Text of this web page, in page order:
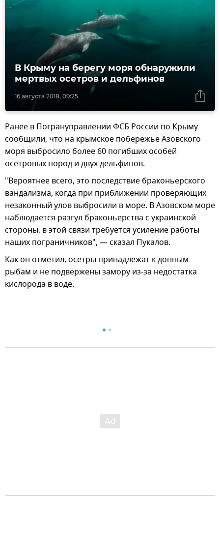
16 августа 2018, 09:25
В Крыму на берегу моря обнаружили
мертвых осетров и дельфинов
Ранее в Погрануправлении ФСБ России по Крыму
сообщили, что на крымское побережье Азовского
моря выбросило более 60 погибших особей
осетровых пород и двух дельфинов.
"Вероятнее всего, это последствие браконьерского
вандализма, когда при приближении проверяющих
незаконный улов выбросили в море. В Азовском море
наблюдается разгул браконьерства с украинской
стороны, в этой связи требуется усиление работы
наших пограничников", — сказал Пукалов.
Как он отметил, осетры принадлежат к донным
рыбам и не подвержены замору из-за недостатка
кислорода в воде.